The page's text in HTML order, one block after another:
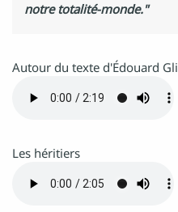
notre totalité-monde."
Autour du texte d'Édouard
Les héritiers